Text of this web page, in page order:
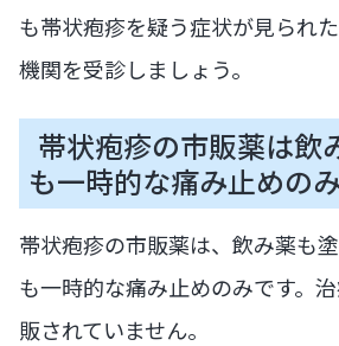
も帯状疱疹を疑う症状が見られ
機関を受診しましょう。
帯状疱疹の市販薬は飲
も一時的な痛み止めのみ
帯状疱疹の市販薬は、飲み薬も
も一時的な痛み止めのみです。
販されていません。